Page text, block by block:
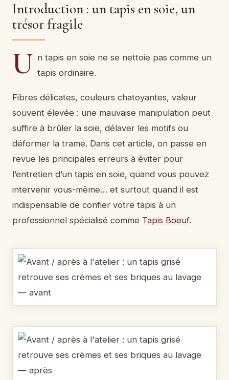
Introduction : un tapis en soie, un
trésor fragile
U n tapis en soie ne se nettoie pas comme un
tapis ordinaire.
Fibres délicates, couleurs chatoyantes, valeur
souvent élevée : une mauvaise manipulation peut
suffire à brûler la soie, délaver les motifs ou
déformer la trame. Dans cet article, on passe en
revue les principales erreurs à éviter pour
l’entretien d’un tapis en soie, quand vous pouvez
intervenir vous-même… et surtout quand il est
indispensable de confier votre tapis à un
professionnel spécialisé comme Tapis Boeuf.